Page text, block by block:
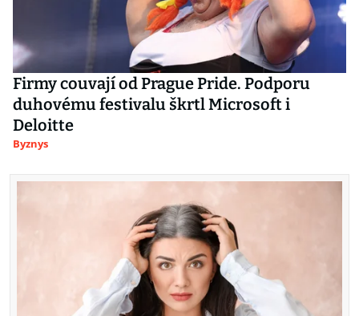
Firmy couvají od Prague Pride. Podporu
duhovému festivalu škrtl Microsoft i
Deloitte
Byznys